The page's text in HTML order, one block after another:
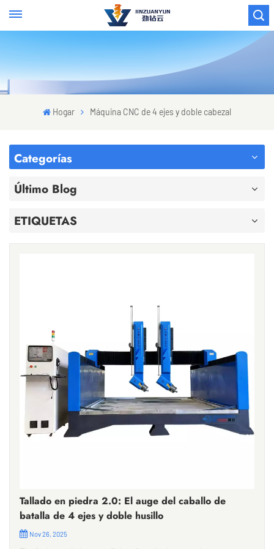
Hogar Máquina CNC de 4 ejes y doble cabezal
Categorías
Último Blog
ETIQUETAS
Tallado en piedra 2.0: El auge del caballo de
batalla de 4 ejes y doble husillo
Nov 26, 2025